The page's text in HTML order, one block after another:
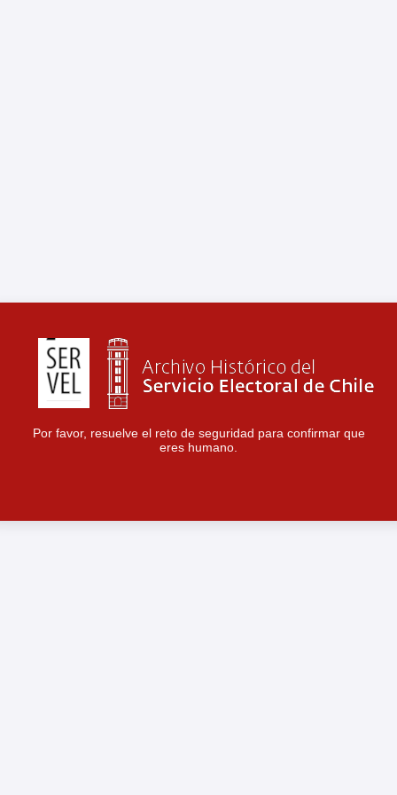
Por favor, resuelve el reto de seguridad para confirmar que
eres humano.